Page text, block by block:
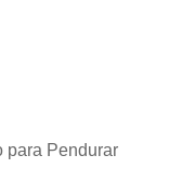
para Pendurar